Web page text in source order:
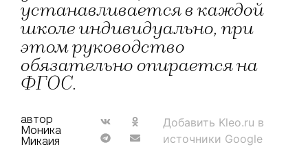
устанавливается в каждой
школе индивидуально, при
этом руководство
обязательно опирается на
ФГОС.
автор
Моника
Микаия
Добавить Kleo.ru в
источники Google